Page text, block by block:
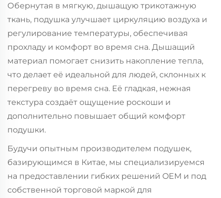
Обернутая в мягкую, дышащую трикотажную
ткань, подушка улучшает циркуляцию воздуха и
регулирование температуры, обеспечивая
прохладу и комфорт во время сна. Дышащий
материал помогает снизить накопление тепла,
что делает её идеальной для людей, склонных к
перегреву во время сна. Её гладкая, нежная
текстура создаёт ощущение роскоши и
дополнительно повышает общий комфорт
подушки.
Будучи опытным производителем подушек,
базирующимся в Китае, мы специализируемся
на предоставлении гибких решений OEM и под
собственной торговой маркой для